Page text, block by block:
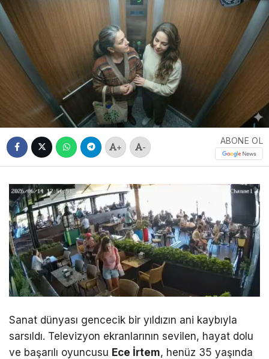
+ -
ABONE OL
Sanat dünyası gencecik bir yıldızın ani kaybıyla
sarsıldı. Televizyon ekranlarının sevilen, hayat dolu
ve başarılı oyuncusu Ece İrtem, henüz 35 yaşında